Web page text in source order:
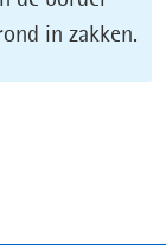
in zakken.